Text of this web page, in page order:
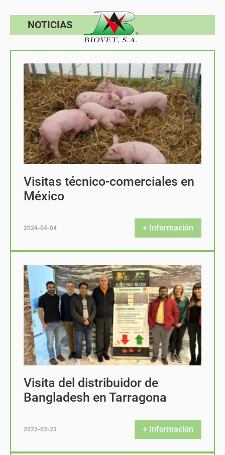
NOTICIAS
Visitas técnico-comerciales en
México
2024-04-04 + Información
Visita del distribuidor de
Bangladesh en Tarragona
2023-02-23 + Información